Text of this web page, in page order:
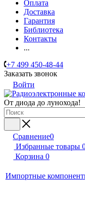
Оплата
Доставка
Гарантия
Библиотека
Контакты
...
+7 499 450-48-44
Заказать звонок
Войти
От диода до лунохода!
Сравнение0
Избранные товары
Корзина 0
Импортные